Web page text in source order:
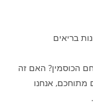
בריאים
הכוסמין? האם זה
מתוחכם, אנחנו